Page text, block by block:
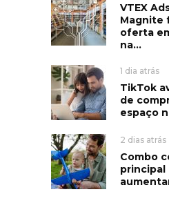
VTEX
Magnite
oferta
na...
1 dia atrás
TikTok
de
espaço
2 dias atrás
Combo
principal